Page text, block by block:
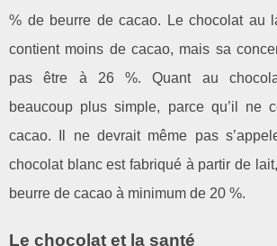
% de beurre de cacao. Le chocolat au
contient moins de cacao, mais sa
pas être à 26 %. Quant au
beaucoup plus simple, parce qu’il ne
cacao. Il ne devrait même pas
chocolat blanc est fabriqué à partir de
beurre de cacao à minimum de 20 %.
Le chocolat et la santé